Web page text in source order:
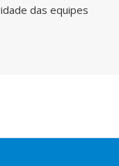
das equipes